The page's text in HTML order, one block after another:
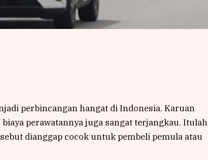
perbincangan hangat di Indonesia. Karuan
biaya perawatannya juga sangat terjangkau. Itulah
dianggap cocok untuk pembeli pemula atau